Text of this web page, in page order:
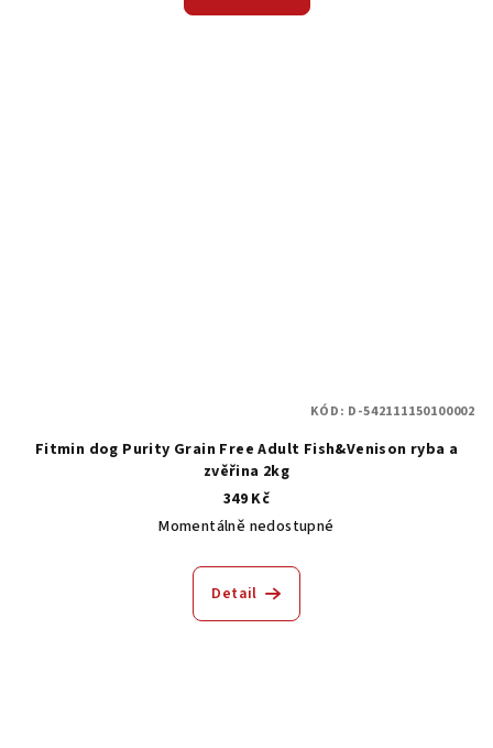
Fitmin dog Purity Grain Free Adult Fish&Venison ryba a
zvěřina 2kg
349 Kč
Momentálně nedostupné
Detail
KÓD: D-542111150100002